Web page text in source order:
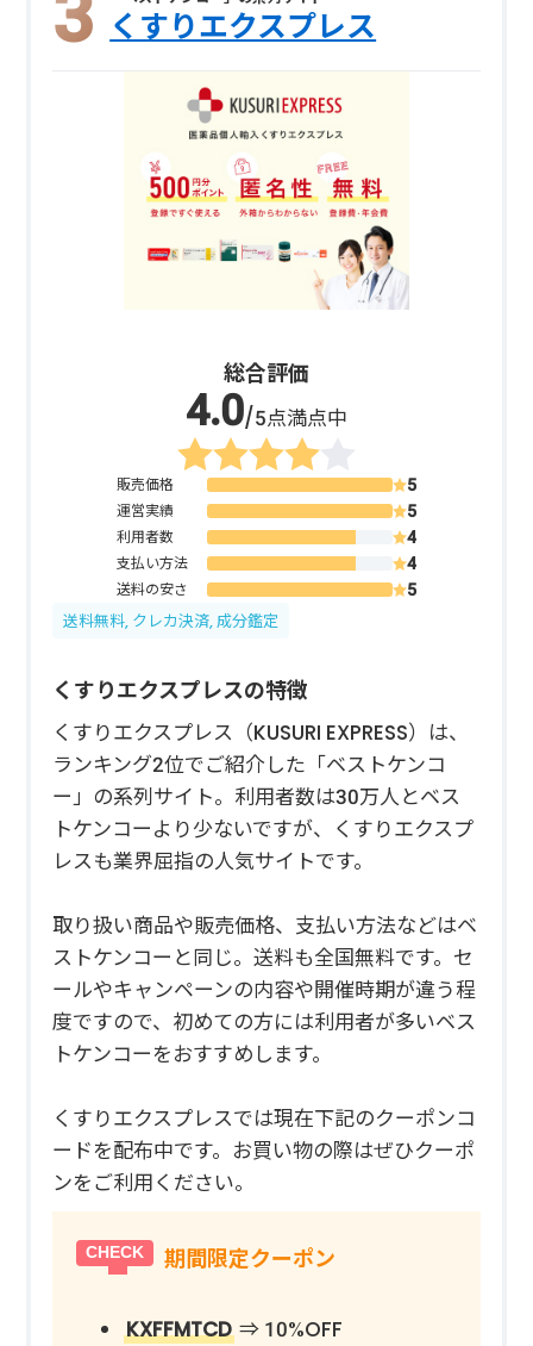
くすりエクスプレス
総合評価
/5点満点中
販売価格
運営実績
利用者数
支払い方法
送料の安さ
送料無料, クレカ決済, 成分鑑定
くすりエクスプレスの特徴
くすりエクスプレス（KUSURI EXPRESS）は、
ランキング2位でご紹介した「ベストケンコ
ー」の系列サイト。利用者数は30万人とベス
トケンコーより少ないですが、くすりエクスプ
レスも業界屈指の人気サイトです。
取り扱い商品や販売価格、支払い方法などはベ
ストケンコーと同じ。送料も全国無料です。セ
ールやキャンペーンの内容や開催時期が違う程
度ですので、初めての方には利用者が多いベス
トケンコーをおすすめします。
くすりエクスプレスでは現在下記のクーポンコ
ードを配布中です。お買い物の際はぜひクーポ
ンをご利用ください。
期間限定クーポン
KXFFMTCD ⇒ 10%OFF